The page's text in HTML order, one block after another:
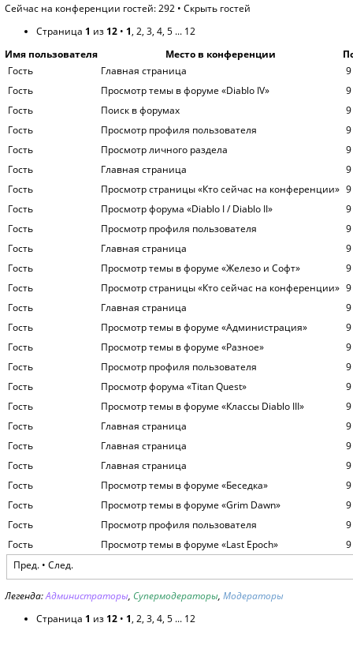
Сейчас на конференции гостей: 292 • Скрыть гостей
Страница 1 из 12 • 1, 2, 3, 4, 5 ... 12
Имя пользователя
Место в конференции
Гость
Главная страница
Гость
Просмотр темы в форуме «Diablo IV»
Гость
Поиск в форумах
Гость
Просмотр профиля пользователя
Гость
Просмотр личного раздела
Гость
Главная страница
Гость
Просмотр страницы «Кто сейчас на конференции»
Гость
Просмотр форума «Diablo I / Diablo II»
Гость
Просмотр профиля пользователя
Гость
Главная страница
Гость
Просмотр темы в форуме «Железо и Софт»
Гость
Просмотр страницы «Кто сейчас на конференции»
Гость
Главная страница
Гость
Просмотр темы в форуме «Администрация»
Гость
Просмотр темы в форуме «Разное»
Гость
Просмотр профиля пользователя
Гость
Просмотр форума «Titan Quest»
Гость
Просмотр темы в форуме «Классы Diablo III»
Гость
Главная страница
Гость
Главная страница
Гость
Главная страница
Гость
Просмотр темы в форуме «Беседка»
Гость
Просмотр темы в форуме «Grim Dawn»
Гость
Просмотр профиля пользователя
Гость
Просмотр темы в форуме «Last Epoch»
Пред. • След.
Легенда:Администраторы, Супермодераторы, Модераторы
Страница 1 из 12 • 1, 2, 3, 4, 5 ... 12